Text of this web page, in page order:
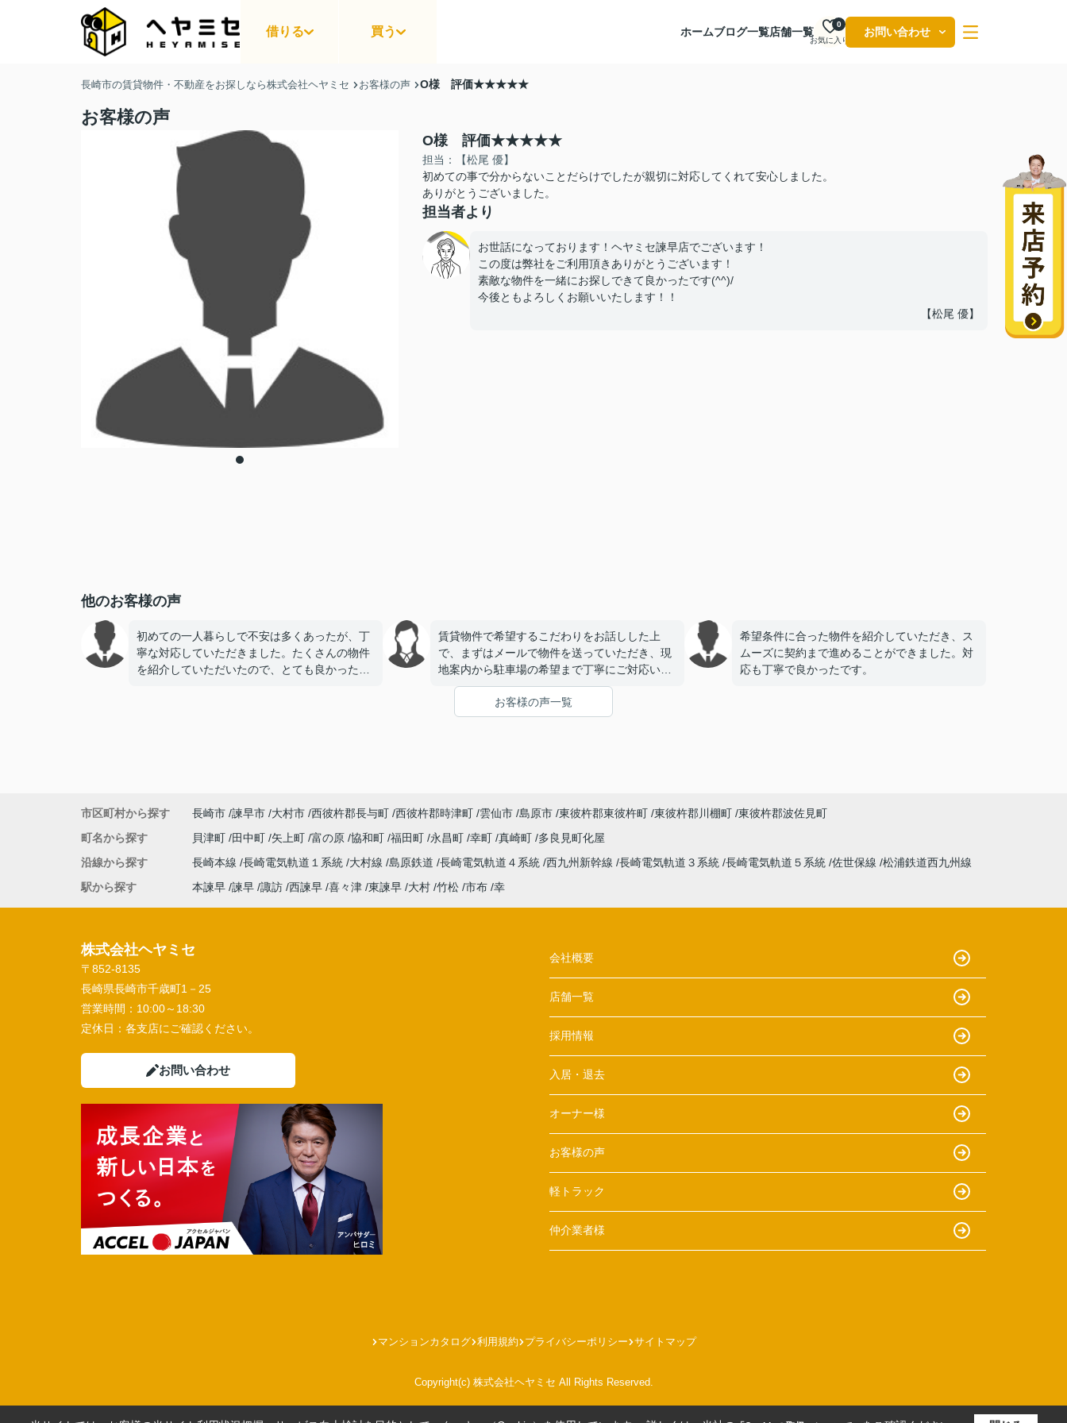
借りる 買う ホームブログ一覧店舗一覧
お気に入り
0
お問い合わせ
長崎市の賃貸物件・不動産をお探しなら株式会社ヘヤミセ お客様の声 O様 評価★★★★★
お客様の声
O様 評価★★★★★
担当：【松尾 優】
初めての事で分からないことだらけでしたが親切に対応してくれて安心しました。
ありがとうございました。
担当者より
お世話になっております！ヘヤミセ諫早店でございます！
この度は弊社をご利用頂きありがとうございます！
素敵な物件を一緒にお探しできて良かったです(^^)/
今後ともよろしくお願いいたします！！
【松尾 優】
他のお客様の声
初めての一人暮らしで不安は多くあったが、丁
寧な対応していただきました。たくさんの物件
を紹介していただいたので、とても良かったで
賃貸物件で希望するこだわりをお話しした上
で、まずはメールで物件を送っていただき、現
地案内から駐車場の希望まで丁寧にご対応いた
だき、今回契約をさせていただきました。とて
も信頼できる会社様で安心してお任せできまし
た。感謝申し上げます。
希望条件に合った物件を紹介していただき、ス
ムーズに契約まで進めることができました。対
応も丁寧で良かったです。
お客様の声一覧
市区町村から探す 長崎市 諫早市 大村市 西彼杵郡長与町 西彼杵郡時津町 雲仙市 島原市 東彼杵郡東彼杵町 東彼杵郡川棚町 東彼杵郡波佐見町
町名から探す
貝津町 田中町 矢上町 富の原 協和町 福田町 永昌町 幸町 真崎町 多良見町化屋
沿線から探す
長崎本線 長崎電気軌道１系統 大村線 島原鉄道 長崎電気軌道４系統 西九州新幹線 長崎電気軌道３系統 長崎電気軌道５系統 佐世保線 松浦鉄道西九州線
駅から探す
本諫早 諫早 諏訪 西諫早 喜々津 東諫早 大村 竹松 市布 幸
株式会社ヘヤミセ
〒852-8135
長崎県長崎市千歳町1－25
営業時間： 10:00～18:30
定休日： 各支店にご確認ください。
お問い合わせ
会社概要
店舗一覧
採用情報
入居・退去
オーナー様
お客様の声
軽トラック
仲介業者様
マンションカタログ 利用規約 プライバシーポリシー サイトマップ
Copyright(c) 株式会社ヘヤミセ All Rights Reserved.